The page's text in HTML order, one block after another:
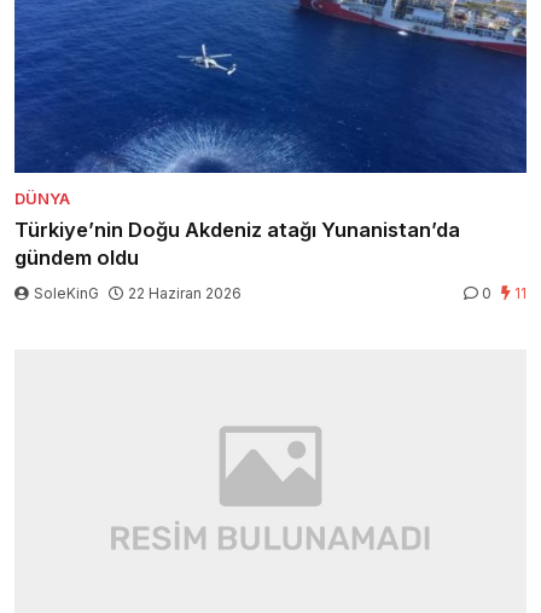
DÜNYA
Türkiye’nin Doğu Akdeniz atağı Yunanistan’da
gündem oldu
SoleKinG 22 Haziran 2026 0 11